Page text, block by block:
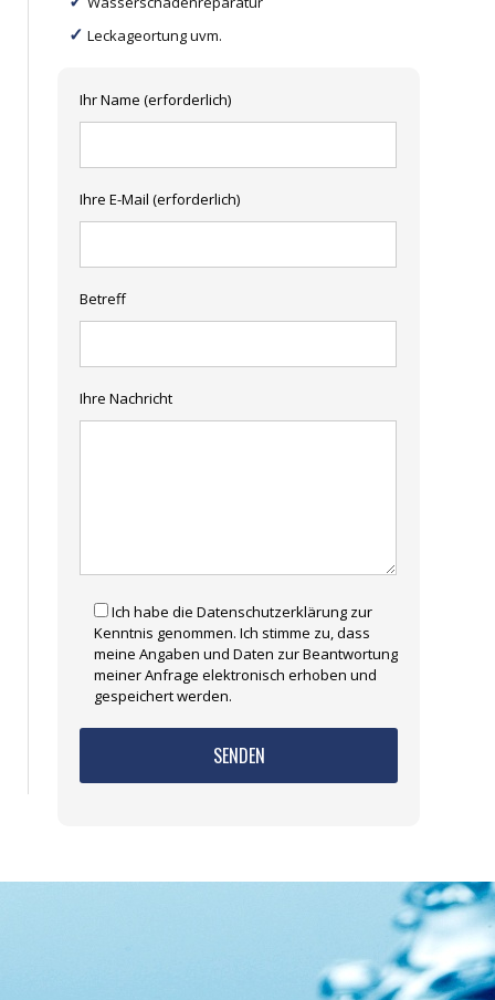
Leckageortung uvm.
Ihr Name (erforderlich)
Ihre E-Mail (erforderlich)
Betreff
Ihre Nachricht
Ich habe die Datenschutzerklärung zur
Kenntnis genommen. Ich stimme zu, dass
meine Angaben und Daten zur Beantwortung
meiner Anfrage elektronisch erhoben und
gespeichert werden.